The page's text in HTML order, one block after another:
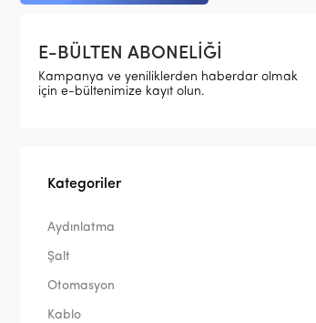
E-BÜLTEN ABONELİĞİ
Kampanya ve yeniliklerden haberdar olmak
için e-bültenimize kayıt olun.
Kategoriler
Aydınlatma
Şalt
Otomasyon
Kablo